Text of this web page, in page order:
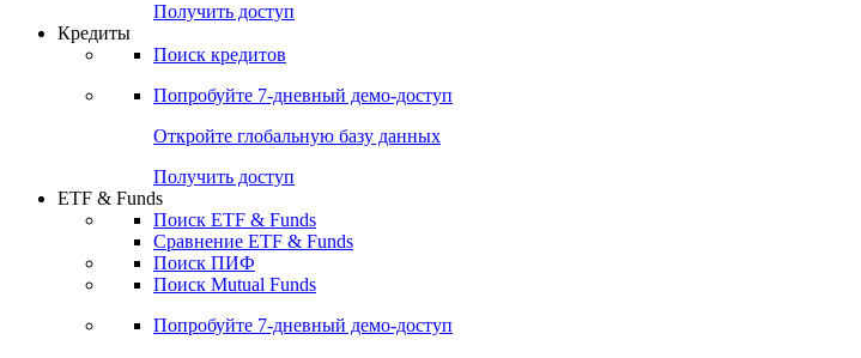
Получить доступ
Кредиты
Поиск кредитов
Попробуйте 7-дневный демо-доступ
Откройте глобальную базу данных
Получить доступ
ETF & Funds
Поиск ETF & Funds
Сравнение ETF & Funds
Поиск ПИФ
Поиск Mutual Funds
Попробуйте 7-дневный демо-доступ